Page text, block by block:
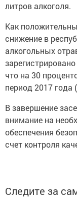
литров алкоголя.
Как
снижение в
алкогольных
что на 30
период 2017 года
В завершение
внимание на
обеспечения
счет контроля
Следите за